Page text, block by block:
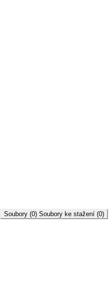
Soubory (0) Soubory ke stažení (0)